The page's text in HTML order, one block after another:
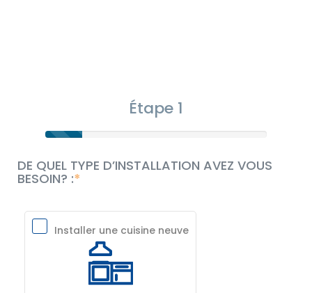
Étape 1
DE QUEL TYPE D’INSTALLATION AVEZ VOUS
BESOIN? :
Installer une cuisine neuve